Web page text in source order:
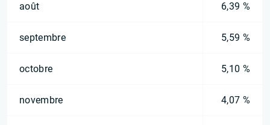
août 6,39 %
septembre 5,59 %
octobre 5,10 %
novembre 4,07 %